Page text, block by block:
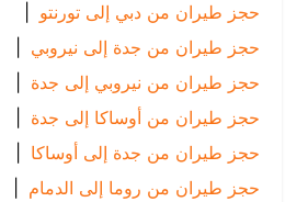
حجز طيران من دبي إلى تورنتو |
حجز طيران من جدة إلى نيروبي |
حجز طيران من نيروبي إلى جدة
حجز طيران من أوساكا إلى جدة
حجز طيران من جدة إلى أوساكا |
حجز طيران من روما إلى الدمام
|